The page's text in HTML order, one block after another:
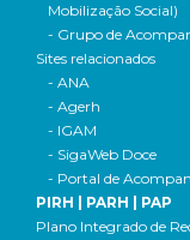
Mobilização Social)
- Grupo de
Sites relacionados
- ANA
- Agerh
- IGAM
- SigaWeb Doce
- Portal de
PIRH | PARH | PAP
Plano Integrado de